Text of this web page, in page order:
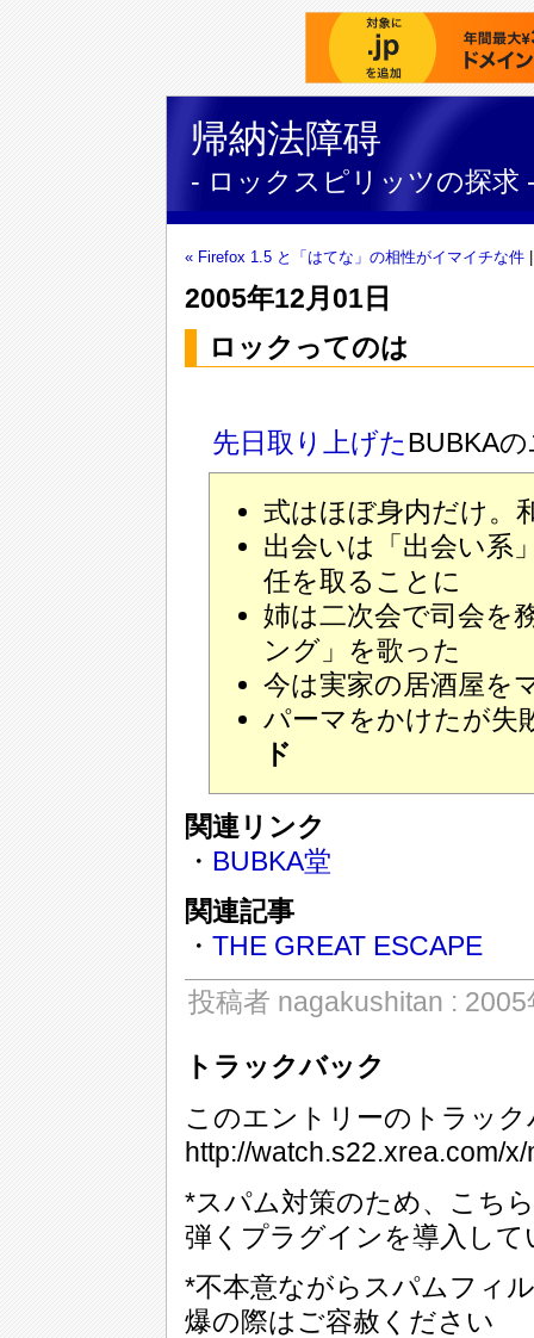
帰納法障碍
- ロックスピリッツの探求
« Firefox 1.5 と「はてな」の相性がイマイチな件
2005年12月01日
ロックってのは
先日取り上げたBUBKA
式はほぼ身内だけ。
出会いは「出会い系
任を取ることに
姉は二次会で司会を
ング」を歌った
今は実家の居酒屋を
パーマをかけたが失
ド
関連リンク
・ BUBKA堂
関連記事
・ THE GREAT ESCAPE
投稿者 nagakushitan :
トラックバック
このエントリーのトラッ
http://watch.s22.xrea.com/
*スパム対策のため、こち
弾くプラグインを導入して
*不本意ながらスパムフィ
爆の際はご容赦ください